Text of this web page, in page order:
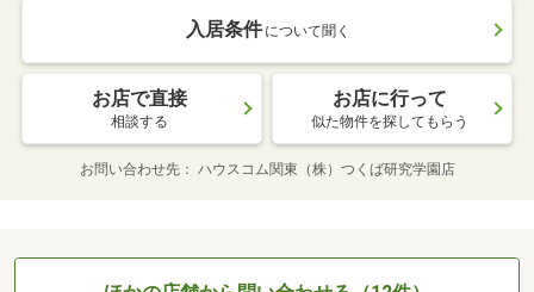
入居条件 について聞く
お店で直接
相談する
お店に行って
似た物件を探してもらう
お問い合わせ先 ハウスコム関東（株）つくば研究学園店